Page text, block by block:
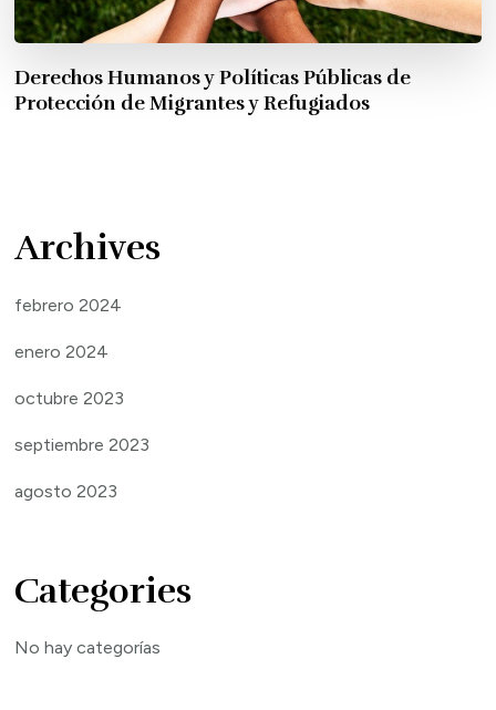
Derechos Humanos y Políticas Públicas de
Protección de Migrantes y Refugiados
Archives
febrero 2024
enero 2024
octubre 2023
septiembre 2023
agosto 2023
Categories
No hay categorías